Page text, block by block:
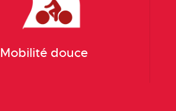
Mobilité douce